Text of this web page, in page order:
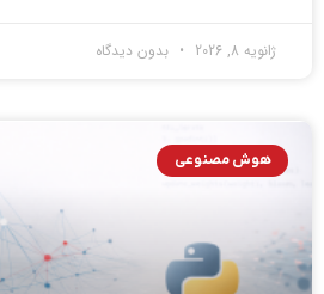
ژانویه 8, 2026 بدون دیدگاه
هوش مصنوعی